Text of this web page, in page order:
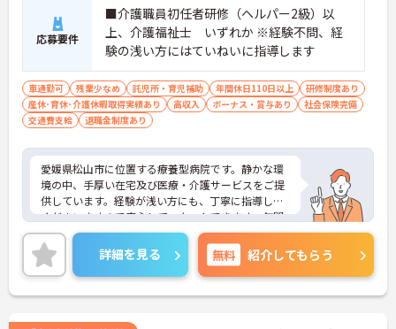
応募要件
■介護職員初任者研修（ヘルパー2級）以
上、介護福祉士 いずれか ※経験不問、経
験の浅い方にはていねいに指導します
車通勤可 残業少なめ 託児所・育児補助 年間休日110日以上
研修制度あり
産休･育休･介護休暇取得実績あり
高収入 ボーナス・賞与あり
社会保険完備
交通費支給
退職金制度あり
愛媛県松山市に位置する療養型病院です。静かな環
境の中、手厚い在宅及び医療・介護サービスをご提
供しています。経験が浅い方にも、丁寧に指導して
くださいますので安心してスタートできます。年間
休日は120日以上あり、メリハリのある勤務が可能
です。ご興味のある方には、面接対策ポイントな
ど、さらに詳細をお話しいたしますのでお気軽にご
相談ください！
詳細を見る 無料 紹介してもらう